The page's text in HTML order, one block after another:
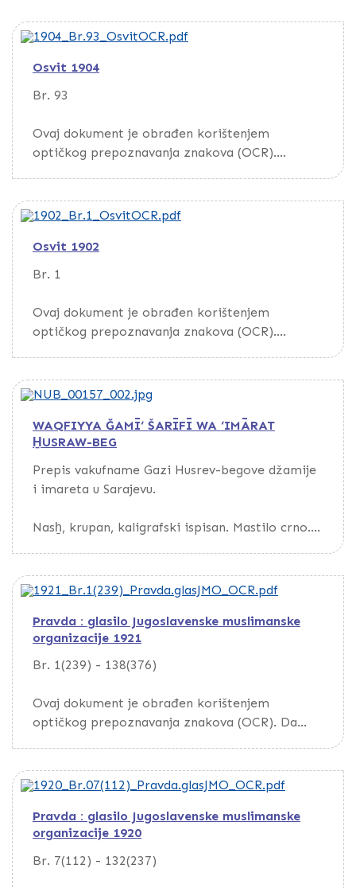
putem opcije Download
Osvit 1904
Br. 93
Ovaj dokument je obrađen korištenjem
optičkog prepoznavanja znakova (OCR).
putem opcije Download
Osvit 1902
Br. 1
Ovaj dokument je obrađen korištenjem
optičkog prepoznavanja znakova (OCR).
putem opcije Download
WAQFIYYA ĞAMĪ‘ ŠARĪFĪ WA ‘IMĀRAT
H̱USRAW-BEG
Prepis vakufname Gazi Husrev-begove džamije
i imareta u Sarajevu.
Nasẖ, krupan, kaligrafski ispisan. Mastilo crno.
Kustode.
Broširano.
Na kraju vakufname nalaze se imena svjedoka i
sačinio Ḥāfiẓ 16. zul-kadeta 1319/25. februar
1902. godine. Prepis je ovjeren pečatom
vjerodostojnosti prepisa vakufname.
U ovome prepisu nedostaje osam svjedoka koji
su navedeni u Spomenici Gazi Husrevbegove
Pravda : glasilo Jugoslavenske muslimanske
organizacije 1921
Br. 1(239) - 138(376)
Ovaj dokument je obrađen korištenjem
optičkog prepoznavanja znakova (OCR). Da
Pravda : glasilo Jugoslavenske muslimanske
organizacije 1920
Br. 7(112) - 132(237)